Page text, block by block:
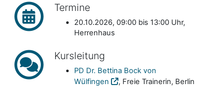
Termine
20.10.2026, 09:00 bis 13:00 Uhr,
Herrenhaus
Kursleitung
PD Dr. Bettina Bock von
Wülfingen
, Freie Trainerin, Berlin